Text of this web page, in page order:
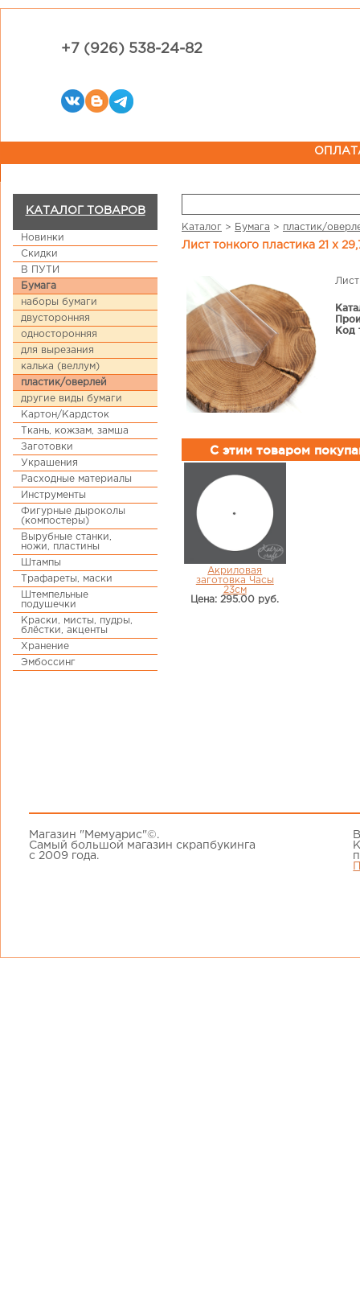
+7 (926) 538-24-82
КАТАЛОГ ТОВАРОВ
Новинки
Скидки
В ПУТИ
Бумага
наборы бумаги
двусторонняя
односторонняя
для вырезания
калька (веллум)
пластик/оверлей
другие виды бумаги
Картон/Кардсток
Ткань, кожзам, замша
Заготовки
Украшения
Расходные материалы
Инструменты
Фигурные дыроколы
(компостеры)
Вырубные станки,
ножи, пластины
Штампы
Трафареты, маски
Штемпельные
подушечки
Краски, мисты, пудры,
блёстки, акценты
Хранение
Эмбоссинг
Каталог > Бумага > пластик/
Лист тонкого пластика 21 х
Код
С этим товаром
Акриловая
заготовка Часы
23см
Цена: 295.00 руб.
Магазин "Мемуарис"©.
Самый большой магазин скрапбукинга
с 2009 года.